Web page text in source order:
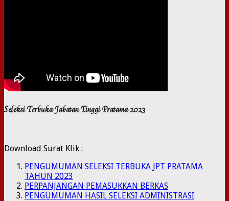
Seleksi Terbuka Jabatan Tinggi Pratama 2023
Download Surat Klik :
PENGUMUMAN SELEKSI TERBUKA JPT PRATAMA
TAHUN 2023
PERPANJANGAN PEMASUKKAN BERKAS
PENGUMUMAN HASIL SELEKSI ADMINISTRASI